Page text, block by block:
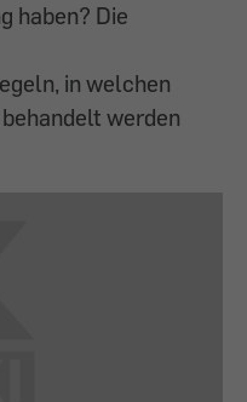
haben? Die
in welchen
werden